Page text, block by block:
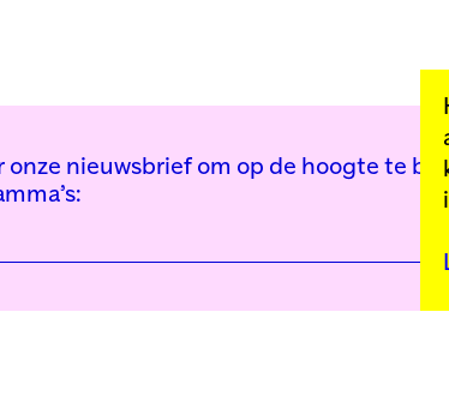
onze nieuwsbrief om op de hoogte te